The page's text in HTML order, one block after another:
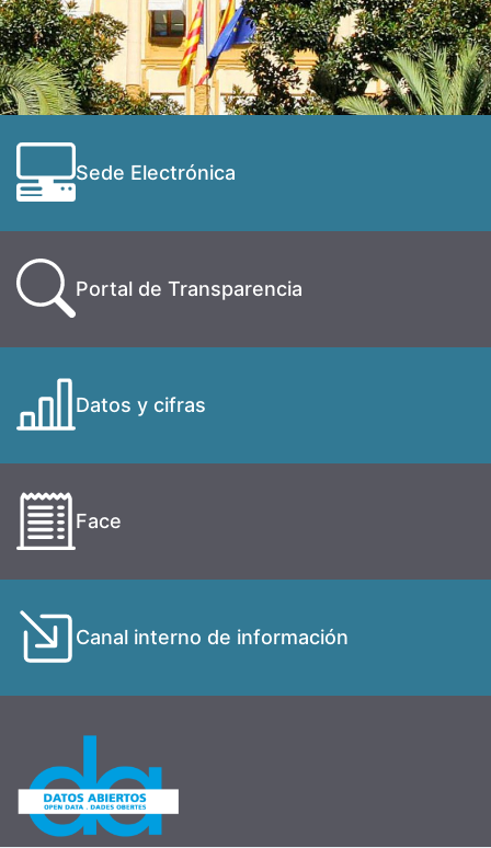
Sede Electrónica
Portal de Transparencia
Datos y cifras
Face
Canal interno de información